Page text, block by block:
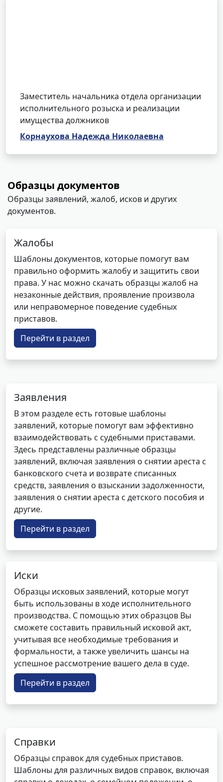
Заместитель начальника отдела организации
исполнительного розыска и реализации
имущества должников
Корнаухова Надежда Николаевна
Образцы документов
Образцы заявлений, жалоб, исков и других
документов.
Жалобы
Шаблоны документов, которые помогут вам
правильно оформить жалобу и защитить свои
права. У нас можно скачать образцы жалоб на
незаконные действия, проявление произвола
или неправомерное поведение судебных
приставов.
Перейти в раздел
Заявления
В этом разделе есть готовые шаблоны
заявлений, которые помогут вам эффективно
взаимодействовать с судебными приставами.
Здесь представлены различные образцы
заявлений, включая заявления о снятии ареста с
банковского счета и возврате списанных
средств, заявления о взыскании задолженности,
заявления о снятии ареста с детского пособия и
другие.
Перейти в раздел
Иски
Образцы исковых заявлений, которые могут
быть использованы в ходе исполнительного
производства. С помощью этих образцов Вы
сможете составить правильный исковой акт,
учитывая все необходимые требования и
формальности, а также увеличить шансы на
успешное рассмотрение вашего дела в суде.
Перейти в раздел
Справки
Образцы справок для судебных приставов.
Шаблоны для различных видов справок, включая